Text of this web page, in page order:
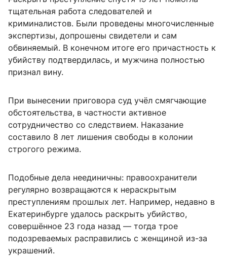
тщательная работа следователей и
криминалистов. Были проведены многочисленные
экспертизы, допрошены свидетели и сам
обвиняемый. В конечном итоге его причастность к
убийству подтвердилась, и мужчина полностью
признал вину.
При вынесении приговора суд учёл смягчающие
обстоятельства, в частности активное
сотрудничество со следствием. Наказание
составило 8 лет лишения свободы в колонии
строгого режима.
Подобные дела неединичны: правоохранители
регулярно возвращаются к нераскрытым
преступлениям прошлых лет. Например, недавно в
Екатеринбурге удалось раскрыть убийство,
совершённое 23 года назад — тогда трое
подозреваемых расправились с женщиной из-за
украшений.